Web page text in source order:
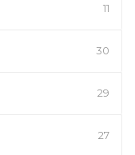
11
30
29
27